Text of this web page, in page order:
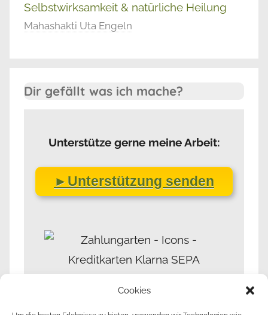
Cookies
Selbstwirksamkeit & natürliche Heilung
Mahashakti Uta Engeln
Dir gefällt was ich mache?
Unterstütze gerne meine Arbeit:
►Unterstützung senden